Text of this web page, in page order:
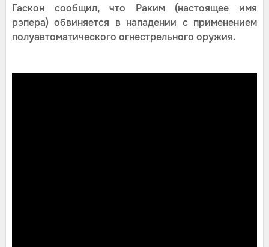
Гаскон сообщил, что Раким (настоящее имя
рэпера) обвиняется в нападении с применением
полуавтоматического огнестрельного оружия.